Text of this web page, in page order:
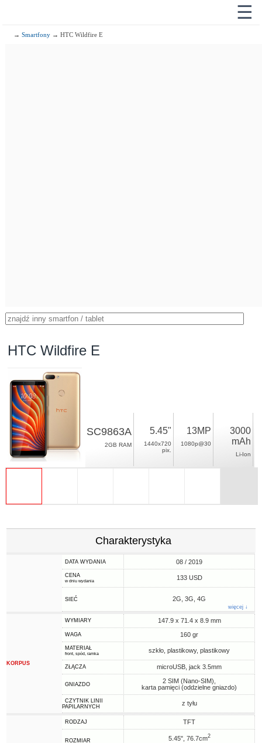
☰
→Smartfony → HTC Wildfire E
HTC Wildfire E
SC9863A
2GB RAM
5.45"
1440x720
pix.
13MP
1080p@30
3000
mAh
Li-Ion
Charakterystyka
DATA WYDANIA 08 / 2019
CENA
w dniu wydania 133 USD
SIEĆ 2G, 3G, 4G
więcej ↓
KORPUS
WYMIARY 147.9 x 71.4 x 8.9 mm
WAGA 160 gr
MATERIAŁ
front, spód, ramka szkło, plastikowy, plastikowy
ZŁĄCZA microUSB, jack 3.5mm
GNIAZDO
2 SIM (Nano-SIM),
karta pamięci (oddzielne gniazdo)
CZYTNIK LINII
PAPILARNYCH
z tyłu
RODZAJ TFT
ROZMIAR 5.45", 76.7cm2